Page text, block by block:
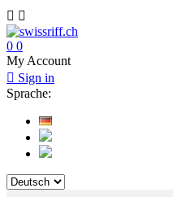
 
0 0
My Account
 Sign in
Sprache: